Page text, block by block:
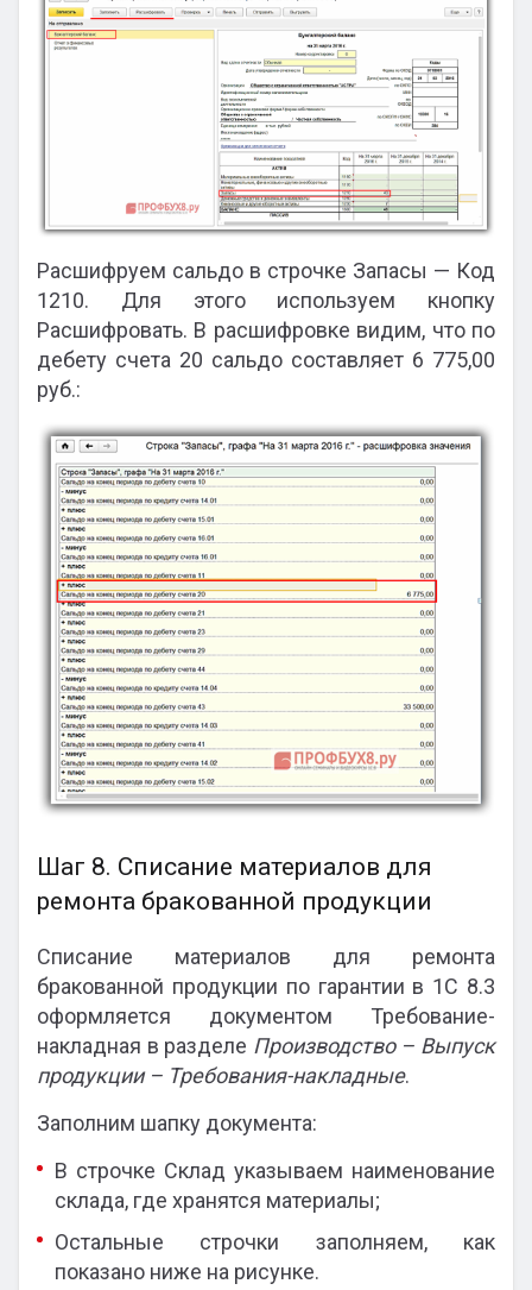
Расшифруем сальдо в строчке Запасы — Код
1210. Для этого используем кнопку
Расшифровать. В расшифровке видим, что по
дебету счета 20 сальдо составляет 6 775,00
руб.:
Шаг 8. Списание материалов для
ремонта бракованной продукции
Списание материалов для ремонта
бракованной продукции по гарантии в 1С 8.3
оформляется документом Требование-
накладная в разделе Производство – Выпуск
продукции – Требования-накладные.
Заполним шапку документа:
В строчке Склад указываем наименование
склада, где хранятся материалы;
Остальные строчки заполняем, как
показано ниже на рисунке.